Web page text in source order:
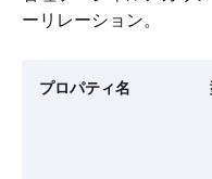
ーリレーション。
プロパティ名